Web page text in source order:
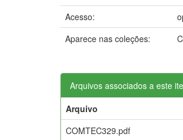
Acesso:
Aparece nas coleções:
Arquivos associados a este
Arquivo
COMTEC329.pdf